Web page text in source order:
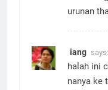
urunan
iang says:
halah ini
nanya ke